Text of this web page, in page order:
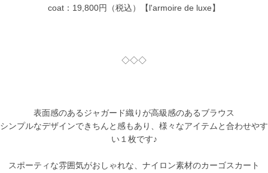
coat：19,800円（税込）【l'armoire de luxe】
◇◇◇
表面感のあるジャガード織りが高級感のあるブラウス
シンプルなデザインできちんと感もあり、様々なアイテムと合わせやす
い１枚です♪
スポーティな雰囲気がおしゃれな、ナイロン素材のカーゴスカート